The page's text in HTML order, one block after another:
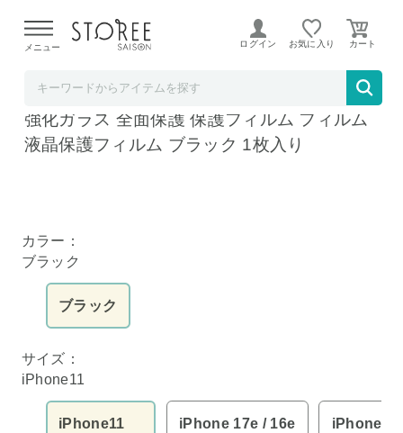
よる配送遅延が発生しております。
メニュー ログイン お気に入り
シズカウィル iPhone 11 用 ガラスフィルム
強化ガラス 全面保護 保護フィルム フィルム
液晶保護フィルム ブラック 1枚入り
カラー：
ブラック
ブラック
サイズ：
iPhone11
iPhone11 iPhone 17e / 16e iPhone12